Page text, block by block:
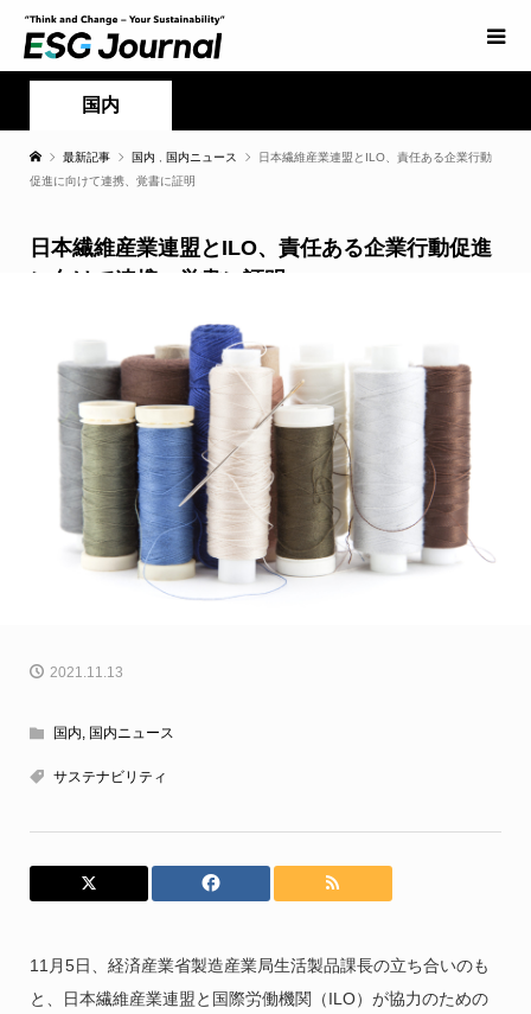
国内
最新記事 国内 国内ニュース
日本繊維産業連盟とILO、責任ある企業行動
促進に向けて連携、覚書に証明
日本繊維産業連盟とILO、責任ある企業行動促進
に向けて連携、覚書に証明
2021.11.13
国内 国内ニュース
サステナビリティ
11月5日、経済産業省製造産業局生活製品課長の立ち合いのも
と、日本繊維産業連盟と国際労働機関（ILO）が協力のための